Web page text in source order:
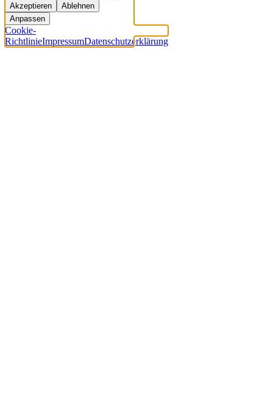
Akzeptieren
Ablehnen
Anpassen
Cookie-
RichtlinieImpressumDatenschutzerklärung